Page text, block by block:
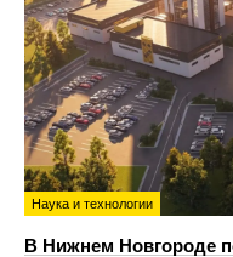
Наука и технологии
В Нижнем Новгороде